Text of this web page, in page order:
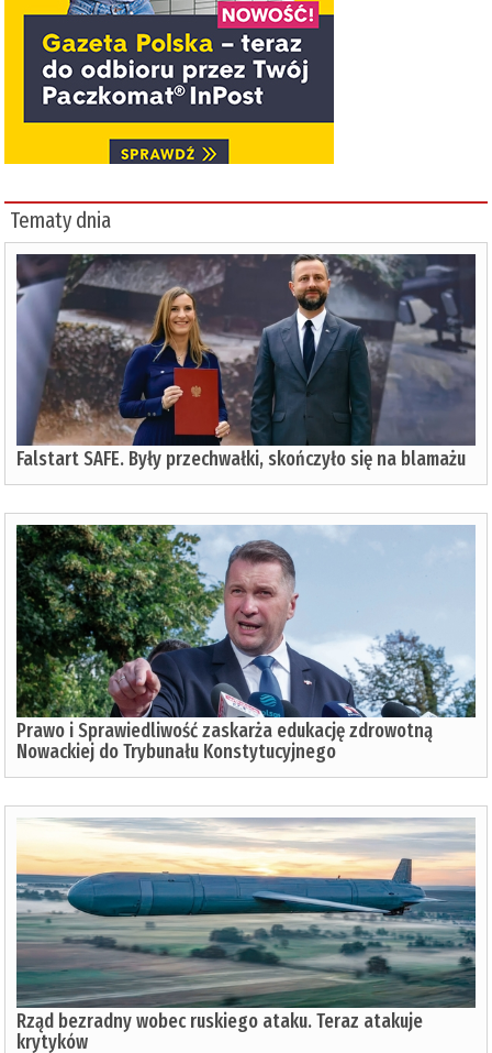
Tematy dnia
Falstart SAFE. Były przechwałki, skończyło się na blamażu
Prawo i Sprawiedliwość zaskarża edukację zdrowotną
Nowackiej do Trybunału Konstytucyjnego
Rząd bezradny wobec ruskiego ataku. Teraz atakuje
krytyków